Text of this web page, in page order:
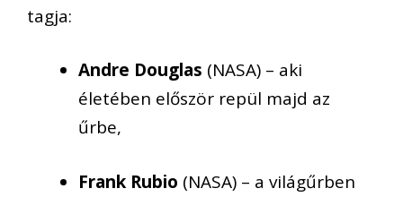
tagja:
Andre Douglas (NASA) – aki
életében először repül majd az
űrbe,
Frank Rubio (NASA) – a világűrben